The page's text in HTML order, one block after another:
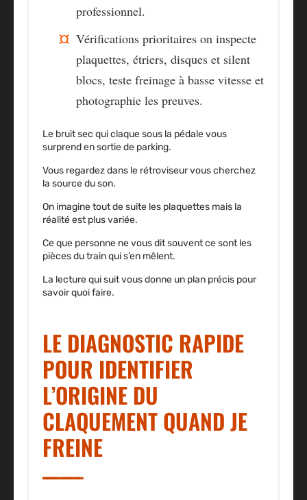
professionnel.
Vérifications prioritaires on inspecte
plaquettes, étriers, disques et silent
blocs, teste freinage à basse vitesse et
photographie les preuves.
Le bruit sec qui claque sous la pédale vous
surprend en sortie de parking.
Vous regardez dans le rétroviseur vous cherchez
la source du son.
On imagine tout de suite les plaquettes mais la
réalité est plus variée.
Ce que personne ne vous dit souvent ce sont les
pièces du train qui s’en mêlent.
La lecture qui suit vous donne un plan précis pour
savoir quoi faire.
LE DIAGNOSTIC RAPIDE
POUR IDENTIFIER
L’ORIGINE DU
CLAQUEMENT QUAND JE
FREINE